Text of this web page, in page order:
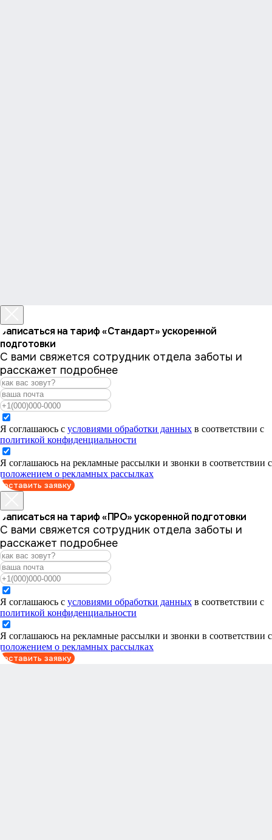
Записаться на тариф «Стандарт» ускоренной
подготовки
С вами свяжется сотрудник отдела заботы и
расскажет подробнее
Я соглашаюсь с условиями обработки данных в соответствии с
политикой конфиденциальности
Я соглашаюсь на рекламные рассылки и звонки в соответствии с
положением о рекламных рассылках
оставить заявку
Записаться на тариф «ПРО» ускоренной подготовки
С вами свяжется сотрудник отдела заботы и
расскажет подробнее
Я соглашаюсь с условиями обработки данных в соответствии с
политикой конфиденциальности
Я соглашаюсь на рекламные рассылки и звонки в соответствии с
положением о рекламных рассылках
оставить заявку